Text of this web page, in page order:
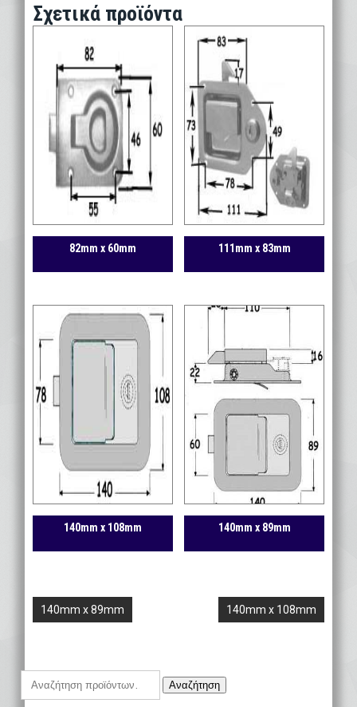
Σχετικά προϊόντα
82mm x 60mm 111mm x 83mm
140mm x 108mm 140mm x 89mm
Πλοήγηση
140mm x 89mm 140mm x 108mm
Αναζήτηση
για:
Αναζήτηση